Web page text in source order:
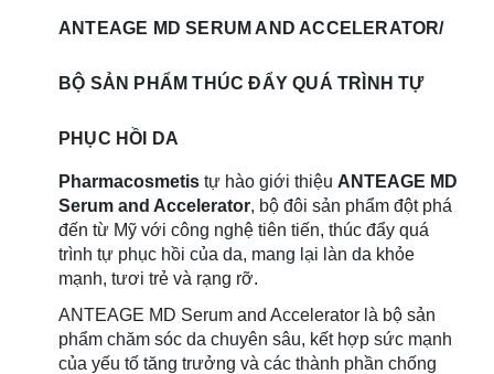
ANTEAGE MD SERUM AND ACCELERATOR/
BỘ SẢN PHẨM THÚC ĐẨY QUÁ TRÌNH TỰ
PHỤC HỒI DA
Pharmacosmetis tự hào giới thiệu ANTEAGE MD
Serum and Accelerator, bộ đôi sản phẩm đột phá
đến từ Mỹ với công nghệ tiên tiến, thúc đẩy quá
trình tự phục hồi của da, mang lại làn da khỏe
mạnh, tươi trẻ và rạng rỡ.
ANTEAGE MD Serum and Accelerator là bộ sản
phẩm chăm sóc da chuyên sâu, kết hợp sức mạnh
của yếu tố tăng trưởng và các thành phần chống